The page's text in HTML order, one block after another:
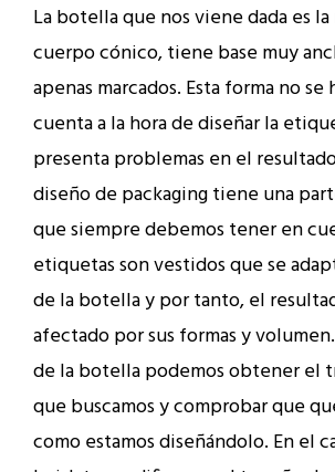
La botella que nos viene dada es
cuerpo cónico, tiene base muy
apenas marcados. Esta forma no
cuenta a la hora de diseñar la
presenta problemas en el
diseño de packaging tiene una
que siempre debemos tener en
etiquetas son vestidos que se
de la botella y por tanto, el
afectado por sus formas y
de la botella podemos obtener el
que buscamos y comprobar que
como estamos diseñándolo. En el